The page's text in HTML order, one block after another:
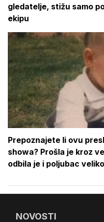
gledatelje, stižu samo
ekipu
Prepoznajete li ovu
showa? Prošla je kroz
odbila je i poljubac
NOVOSTI